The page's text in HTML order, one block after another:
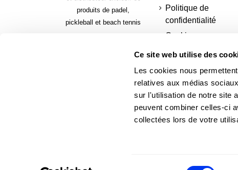
Ce site web utilise des
Les cookies nous
relatives aux médias
sur l'utilisation de notre site
peuvent combiner celles-ci
collectées lors de votre
produits de padel,
pickleball et beach tennis
Politique de
confidentialité
Cookies
Modes de paiement
payer en plusieurs
fois
Demander une
facture adidas